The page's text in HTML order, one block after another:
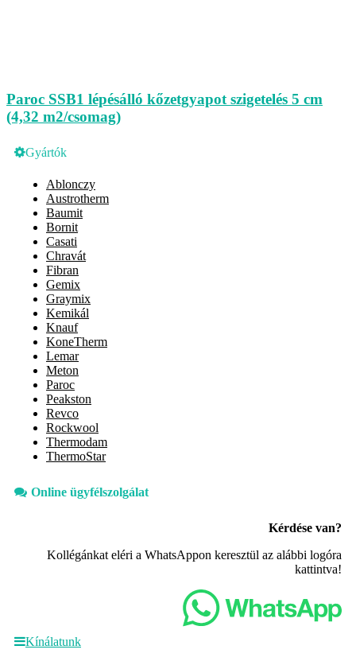
Paroc SSB1 lépésálló kőzetgyapot szigetelés 5 cm
(4,32 m2/csomag)
Gyártók
Ablonczy
Austrotherm
Baumit
Bornit
Casati
Chravát
Fibran
Gemix
Graymix
Kemikál
Knauf
KoneTherm
Lemar
Meton
Paroc
Peakston
Revco
Rockwool
Thermodam
ThermoStar
Online ügyfélszolgálat
Kérdése van?
Kollégánkat eléri a WhatsAppon keresztül az alábbi logóra
kattintva!
Kínálatunk